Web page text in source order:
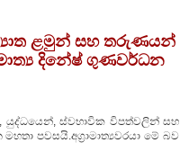
ළමුන් සහ තරුණයන්
දිනේෂ් ගුණවර්ධන
යුද්ධයෙන්, ස්වභාවික විපත්වලින් සහ
පවසයි.අග්‍රාමාත්‍යවරයා මේ බව